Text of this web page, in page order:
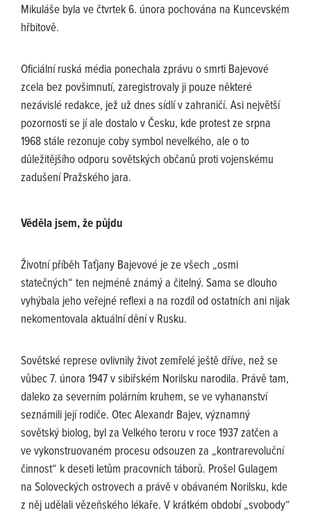
Mikuláše byla ve čtvrtek 6. února pochována na Kuncevském
hřbitově.
Oficiální ruská média ponechala zprávu o smrti Bajevové
zcela bez povšimnutí, zaregistrovaly ji pouze některé
nezávislé redakce, jež už dnes sídlí v zahraničí. Asi největší
pozornosti se jí ale dostalo v Česku, kde protest ze srpna
1968 stále rezonuje coby symbol nevelkého, ale o to
důležitějšího odporu sovětských občanů proti vojenskému
zadušení Pražského jara.
Věděla jsem, že půjdu
Životní příběh Taťjany Bajevové je ze všech „osmi
statečných“ ten nejméně známý a čitelný. Sama se dlouho
vyhýbala jeho veřejné reflexi a na rozdíl od ostatních ani nijak
nekomentovala aktuální dění v Rusku.
Sovětské represe ovlivnily život zemřelé ještě dříve, než se
vůbec 7. února 1947 v sibiřském Norilsku narodila. Právě tam,
daleko za severním polárním kruhem, se ve vyhananství
seznámili její rodiče. Otec Alexandr Bajev, významný
sovětský biolog, byl za Velkého teroru v roce 1937 zatčen a
ve vykonstruovaném procesu odsouzen za „kontrarevoluční
činnost“ k deseti letům pracovních táborů. Prošel Gulagem
na Soloveckých ostrovech a právě v obávaném Norilsku, kde
z něj udělali vězeňského lékaře. V krátkém období „svobody“